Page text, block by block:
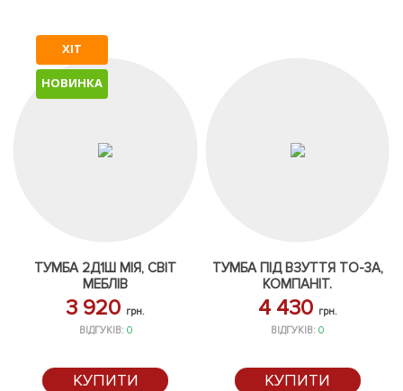
ХІТ
НОВИНКА
ТУМБА 2Д1Ш МІЯ, СВІТ
МЕБЛІВ
3 920 грн.
ВІДГУКІВ: 0
КУПИТИ
ТУМБА ПІД ВЗУТТЯ ТО-3А,
КОМПАНІТ.
4 430 грн.
ВІДГУКІВ:0
КУПИТИ